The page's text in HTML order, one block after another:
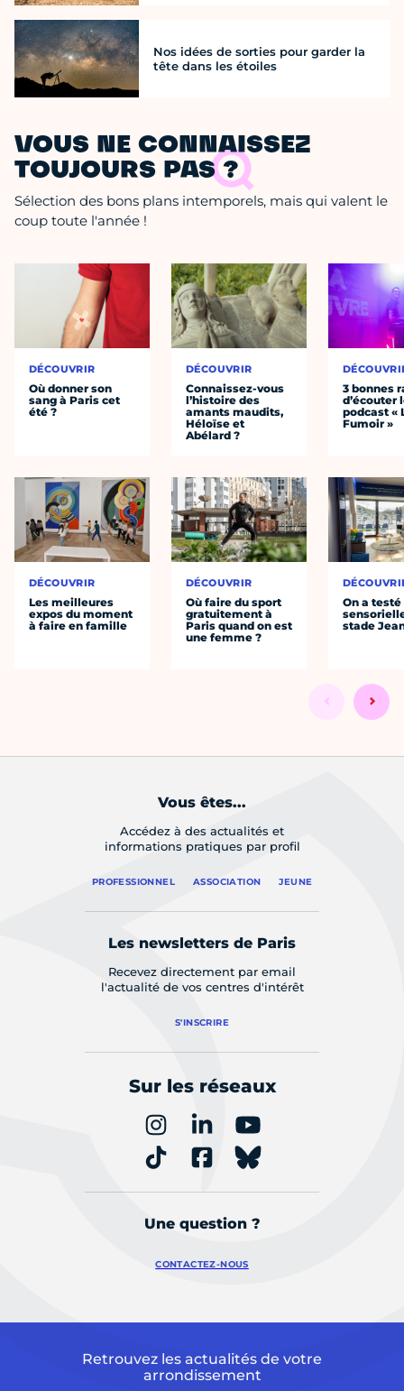
Nos idées de sorties pour garder la
tête dans les étoiles
VOUS NE CONNAISSEZ
TOUJOURS PAS ?
Sélection des bons plans intemporels, mais qui valent le
coup toute l'année !
DÉCOUVRIR
Où donner son
sang à Paris cet
été ?
DÉCOUVRIR
Les meilleures
expos du moment
à faire en famille
DÉCOUVRIR
Connaissez-vous
l’histoire des
amants maudits,
Héloïse et
Abélard ?
DÉCOUVRIR
Où faire du sport
gratuitement à
Paris quand on est
une femme ?
3 bonnes
d’écouter
podcast «
Fumoir »
On a
stade
Vous êtes...
Accédez à des actualités et
informations pratiques par profil
PROFESSIONNEL ASSOCIATION JEUNE
Les newsletters de Paris
Recevez directement par email
l'actualité de vos centres d'intérêt
S'INSCRIRE
Sur les réseaux
Une question ?
CONTACTEZ-NOUS
Retrouvez les actualités de votre
arrondissement